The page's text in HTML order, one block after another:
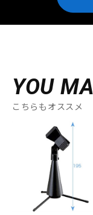
YOU
こちらもオススメ